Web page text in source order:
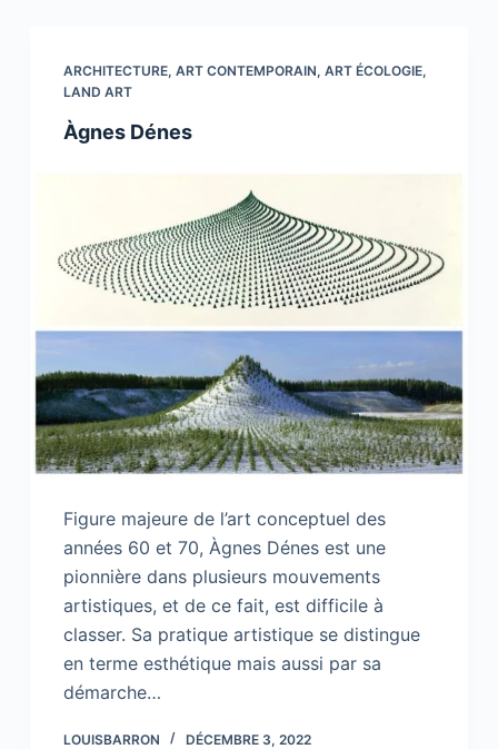
ARCHITECTURE, ART CONTEMPORAIN, ART ÉCOLOGIE,
LAND ART
Àgnes Dénes
Figure majeure de l’art conceptuel des
années 60 et 70, Àgnes Dénes est une
pionnière dans plusieurs mouvements
artistiques, et de ce fait, est difficile à
classer. Sa pratique artistique se distingue
en terme esthétique mais aussi par sa
démarche…
LOUISBARRON DÉCEMBRE 3, 2022